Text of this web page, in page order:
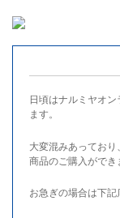
日頃はナルミヤオ
ます。
大変混みあってお
商品のご購入ができ
お急ぎの場合は下記